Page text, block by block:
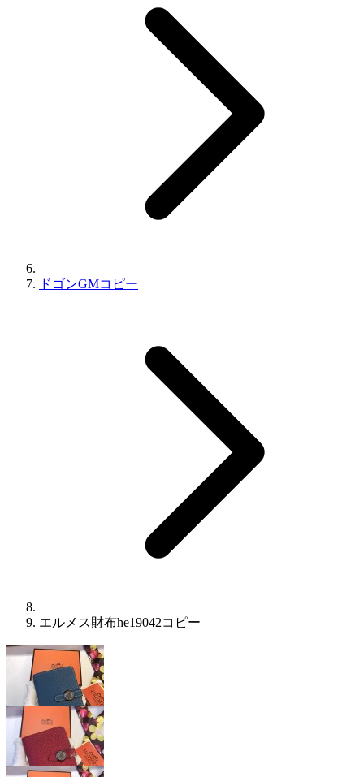
ドゴンGMコピー
エルメス財布he19042コピー